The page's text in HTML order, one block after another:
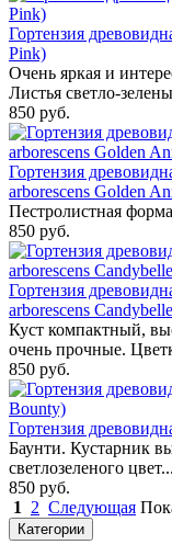
Гортензия
Pink)
Очень яркая и
Листья светло-
850 руб.
Гортензия
arborescens Golden
Пестролистная
850 руб.
Гортензия
arborescens
Куст компактный,
очень прочные.
850 руб.
Гортензия
Баунти. Кустарник
светлозеленого цвет...
850 руб.
1
2 Следующая
Категории